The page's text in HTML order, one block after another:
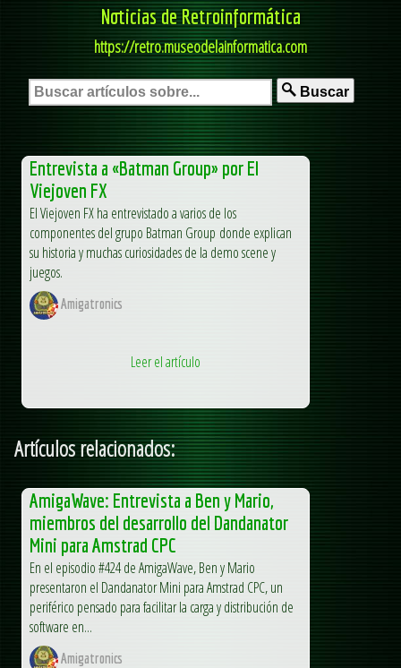
Noticias de Retroinformática
https://retro.museodelainformatica.com
Buscar
Entrevista a «Batman Group» por El
Viejoven FX
El Viejoven FX ha entrevistado a varios de los
componentes del grupo Batman Group donde explican
su historia y muchas curiosidades de la demo scene y
juegos.
Amigatronics
Leer el artículo
Artículos relacionados:
AmigaWave: Entrevista a Ben y Mario,
miembros del desarrollo del Dandanator
Mini para Amstrad CPC
En el episodio #424 de AmigaWave, Ben y Mario
presentaron el Dandanator Mini para Amstrad CPC, un
periférico pensado para facilitar la carga y distribución de
software en...
Amigatronics